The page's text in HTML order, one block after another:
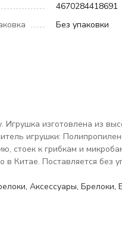
4670284418691
Без упаковки
изготовлена из
игрушки:
к грибкам и
Китае. Поставляется без
, Аксессуары, Брелоки,